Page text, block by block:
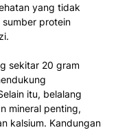
yang tidak
sumber protein
sekitar 20 gram
itu, belalang
mineral penting,
kalsium. Kandungan